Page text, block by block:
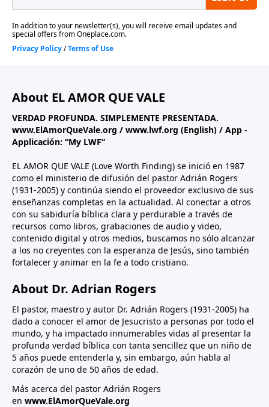
About EL AMOR QUE VALE
VERDAD PROFUNDA. SIMPLEMENTE PRESENTADA.
www.ElAmorQueVale.org / www.lwf.org (English) / App -
Applicación: “My LWF”
EL AMOR QUE VALE (Love Worth Finding) se inició en 1987
como el ministerio de difusión del pastor Adrián Rogers
(1931-2005) y continúa siendo el proveedor exclusivo de sus
enseñanzas completas en la actualidad. Al conectar a otros
con su sabiduría bíblica clara y perdurable a través de
recursos como libros, grabaciones de audio y video,
contenido digital y otros medios, buscamos no sólo alcanzar
a los no creyentes con la esperanza de Jesús, sino también
fortalecer y animar en la fe a todo cristiano.
About Dr. Adrian Rogers
El pastor, maestro y autor Dr. Adrián Rogers (1931-2005) ha
dado a conocer el amor de Jesucristo a personas por todo el
mundo, y ha impactado innumerables vidas al presentar la
profunda verdad bíblica con tanta sencillez que un niño de
5 años puede entenderla y, sin embargo, aún habla al
corazón de uno de 50 años de edad.
Más acerca del pastor Adrián Rogers
en www.ElAmorQueVale.org